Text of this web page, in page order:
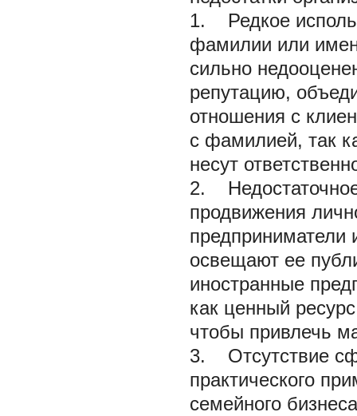
1. Редкое
фамилии или
сильно
репутацию,
отношения с
с фамилией, так
несут
2.
продвижения
предприниматели
освещают ее
иностранные
как ценный
чтобы привлечь
3. Отсутствие
практического
семейного